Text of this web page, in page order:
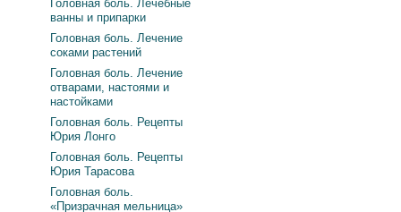
Головная боль. Лечебные
ванны и припарки
Головная боль. Лечение
соками растений
Головная боль. Лечение
отварами, настоями и
настойками
Головная боль. Рецепты
Юрия Лонго
Головная боль. Рецепты
Юрия Тарасова
Головная боль.
«Призрачная мельница»